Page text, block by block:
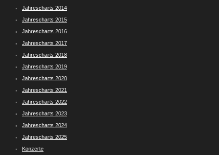
Jahrescharts 2014
Jahrescharts 2015
Jahrescharts 2016
Jahrescharts 2017
Jahrescharts 2018
Jahrescharts 2019
Jahrescharts 2020
Jahrescharts 2021
Jahrescharts 2022
Jahrescharts 2023
Jahrescharts 2024
Jahrescharts 2025
Konzerte